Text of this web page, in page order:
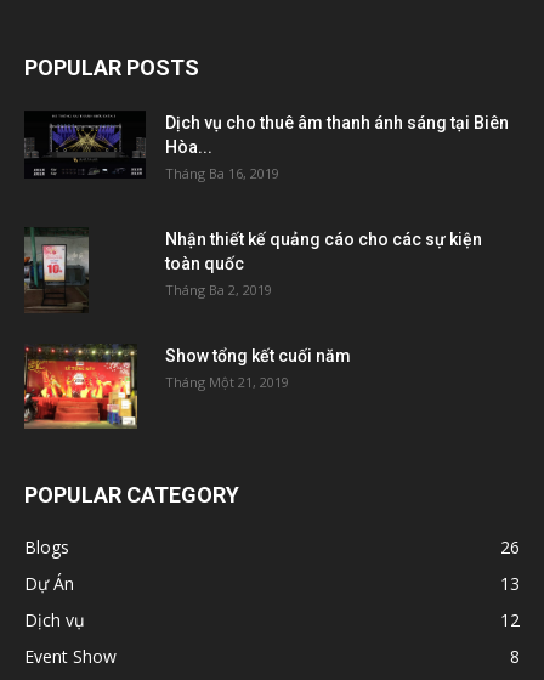
POPULAR POSTS
Dịch vụ cho thuê âm thanh ánh sáng tại Biên
Hòa...
Tháng Ba 16, 2019
Nhận thiết kế quảng cáo cho các sự kiện
toàn quốc
Tháng Ba 2, 2019
Show tổng kết cuối năm
Tháng Một 21, 2019
POPULAR CATEGORY
Blogs
26
Dự Án
13
Dịch vụ
12
Event Show
8